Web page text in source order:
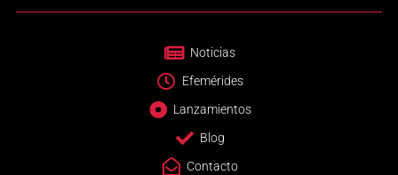
Noticias
Efemérides
Lanzamientos
Blog
Contacto